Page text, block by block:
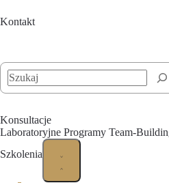
Kontakt
Szukaj
Konsultacje
Laboratoryjne Programy Team-
Szkolenia